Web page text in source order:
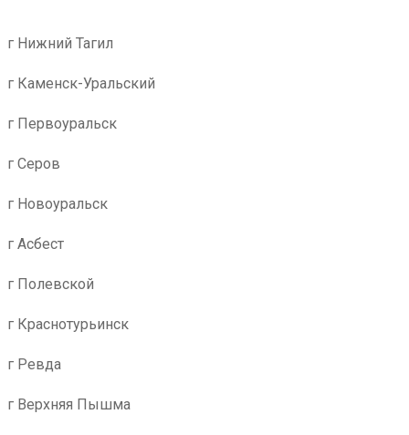
г Нижний Тагил
г Каменск-Уральский
г Первоуральск
г Серов
г Новоуральск
г Асбест
г Полевской
г Краснотурьинск
г Ревда
г Верхняя Пышма